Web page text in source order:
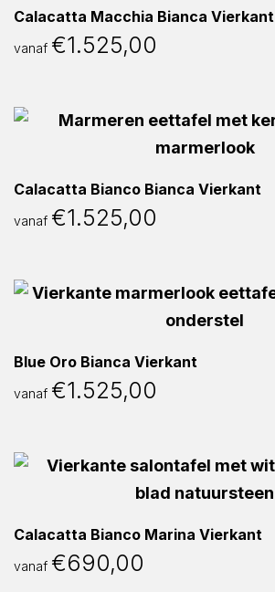
Calacatta Macchia Bianca Vierkant
vanaf €1.525,00
Calacatta Bianco Bianca Vierkant
vanaf €1.525,00
Blue Oro Bianca Vierkant
vanaf €1.525,00
Calacatta Bianco Marina Vierkant
vanaf €690,00